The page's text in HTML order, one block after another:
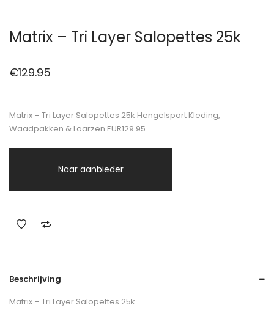
Matrix – Tri Layer Salopettes 25k
€129.95
Matrix – Tri Layer Salopettes 25k Hengelsport Kleding,
Waadpakken & Laarzen EUR129.95
Naar aanbieder
Beschrijving
Matrix – Tri Layer Salopettes 25k